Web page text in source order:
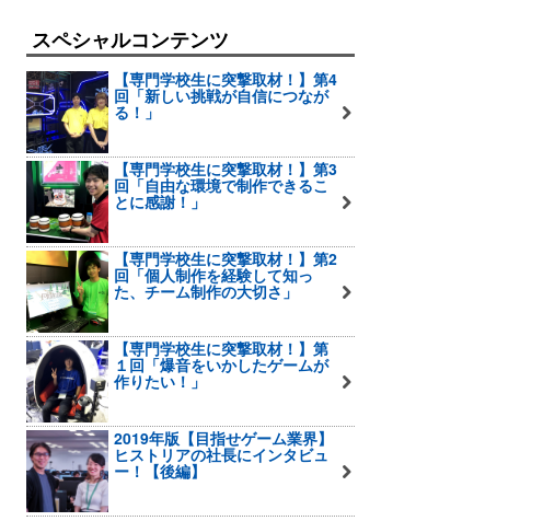
スペシャルコンテンツ
【専門学校生に突撃取材！】第4
回「新しい挑戦が自信につなが
る！」
【専門学校生に突撃取材！】第3
回「自由な環境で制作できるこ
とに感謝！」
【専門学校生に突撃取材！】第2
回「個人制作を経験して知っ
た、チーム制作の大切さ」
【専門学校生に突撃取材！】第
１回「爆音をいかしたゲームが
作りたい！」
2019年版【目指せゲーム業界】
ヒストリアの社長にインタビュ
ー！【後編】